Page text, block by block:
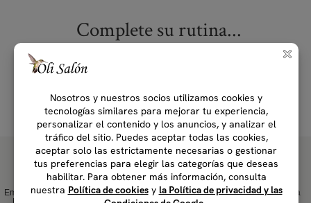
Complete su rutina...
Empresa Carbono
Empresa B desde
Producto plástico
Hecho en Italia